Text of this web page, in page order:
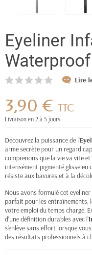
Eyeliner
Waterproof
Lire
3,90 € TTC
Livraison en 2 à 5 jours
Découvrez la puissance de l'
arme secrète pour un regard
comprenons que la vie va vite
intensément pigmenté glisse
résiste aux bavures et à la
Nous avons formulé cet
parfait pour les entraînements,
votre emploi du temps chargé.
d'une définition durables avec l'
s'enlève sans effort lorsque
des résultats professionnels à